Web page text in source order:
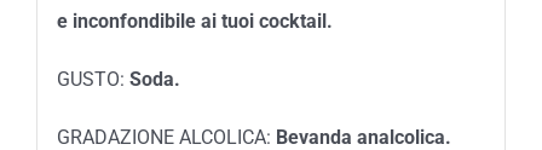
e inconfondibile ai tuoi cocktail.
GUSTO: Soda.
GRADAZIONE ALCOLICA: Bevanda analcolica.